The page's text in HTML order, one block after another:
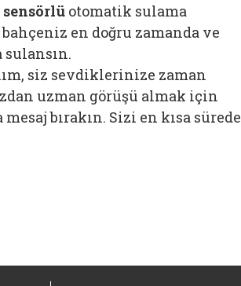
otomatik sulama
en doğru zamanda ve
siz sevdiklerinize zaman
uzman görüşü almak için
bırakın. Sizi en kısa sürede